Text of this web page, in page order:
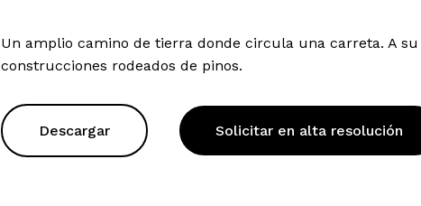
Un amplio camino de tierra donde circula una carreta. A su
construcciones rodeados de pinos.
Descargar Solicitar en alta resolución